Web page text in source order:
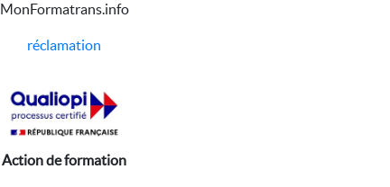
MonFormatrans.info
réclamation
Action de formation